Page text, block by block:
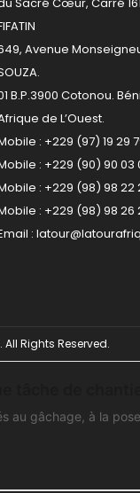
Avenue
B.P.3900 Cotonou.
de L’Ouest.
: +229 (97) 19 29
: +229 (90) 90 03
: +229 (98) 98 22
: +229 (98) 98 26
:
All Rights Reserved.
au gâchage, à la